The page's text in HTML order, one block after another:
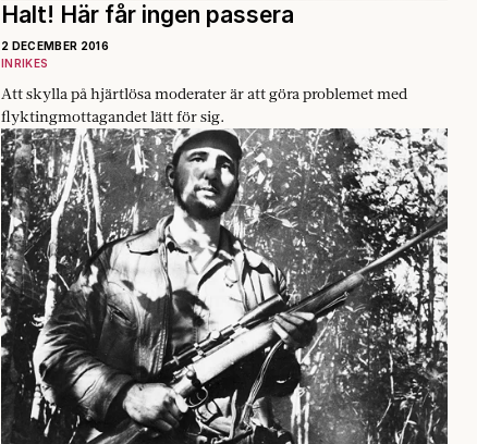
Halt! Här får ingen passera
2 DECEMBER 2016
INRIKES
Att skylla på hjärtlösa moderater är att göra problemet med
flyktingmottagandet lätt för sig.